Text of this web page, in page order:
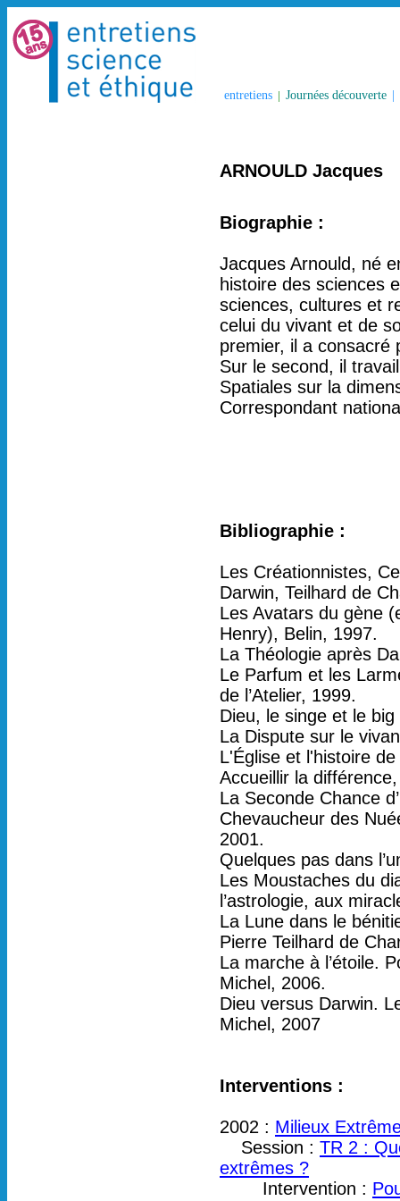
entretiens | Journées découverte
ARNOULD Jacques
Biographie :
Jacques Arnould, né
histoire des sciences
sciences, cultures et
celui du vivant et de
premier, il a consacré
Sur le second, il
Spatiales sur la
Correspondant
Bibliographie :
Les Créationnistes,
Darwin, Teilhard de
Les Avatars du gène
Henry), Belin, 1997.
La Théologie après
Le Parfum et les
de l’Atelier, 1999.
Dieu, le singe et le
La Dispute sur le
L'Église et l'histoire
Accueillir la
La Seconde Chance
Chevaucheur des
2001.
Quelques pas dans
Les Moustaches du
l’astrologie, aux
La Lune dans le
Pierre Teilhard de
La marche à l’étoile.
Michel, 2006.
Dieu versus Darwin.
Michel, 2007
Interventions :
2002 : Milieux
Session : TR 2 :
extrêmes ?
Intervention :